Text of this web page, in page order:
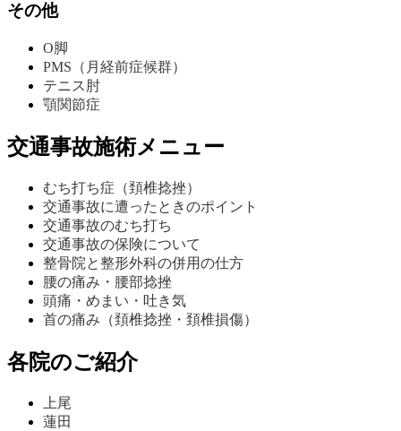
その他
O脚
PMS（月経前症候群）
テニス肘
顎関節症
交通事故施術メニュー
むち打ち症（頚椎捻挫）
交通事故に遭ったときのポイント
交通事故のむち打ち
交通事故の保険について
整骨院と整形外科の併用の仕方
腰の痛み・腰部捻挫
頭痛・めまい・吐き気
首の痛み（頚椎捻挫・頚椎損傷）
各院のご紹介
上尾
蓮田